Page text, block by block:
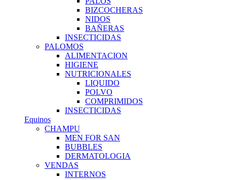
BIZCOCHERAS
NIDOS
BAÑERAS
INSECTICIDAS
PALOMOS
ALIMENTACION
HIGIENE
NUTRICIONALES
LIQUIDO
POLVO
COMPRIMIDOS
INSECTICIDAS
Equinos
CHAMPU
MEN FOR SAN
BUBBLES
DERMATOLOGIA
VENDAS
INTERNOS